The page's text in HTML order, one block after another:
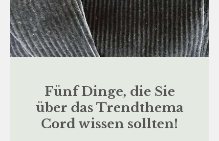
Fünf Dinge, die Sie
über das Trendthema
Cord wissen sollten!